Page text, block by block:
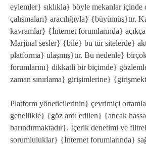
eylemler} sıklıkla} böyle mekanlar
çalışmaları} aracılığıyla} {büyümüş}tır.
kavramlar} {İnternet forumlarında}
Marjinal sesler} {bile} bu tür sitelerde}
platforma} ulaşmış}tır. Bu nedenle}
forumlarını} dikkatli bir biçimde}
zaman sınırlama} girişimlerine}
Platform yöneticilerinin} çevrimiçi
genellikle} {göz ardı edilen} {ancak
barındırmaktadır}. İçerik denetimi ve
sorumluluklar} {İnternet forumlarında}